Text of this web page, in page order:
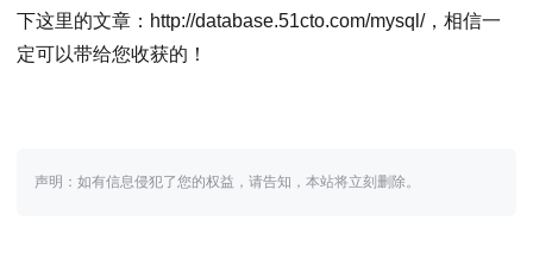
下这里的文章：http://database.51cto.com/mysql/，相信一
定可以带给您收获的！
声明：如有信息侵犯了您的权益，请告知，本站将立刻删除。